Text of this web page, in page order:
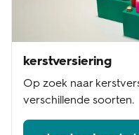
kerstversiering
Op zoek naar
verschillende soorten.